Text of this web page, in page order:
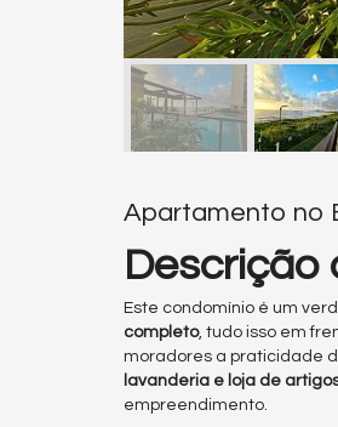
Apartamento no
Descrição
Este condomínio é um
completo, tudo isso em
moradores a praticidade
lavanderia e loja de
empreendimento.